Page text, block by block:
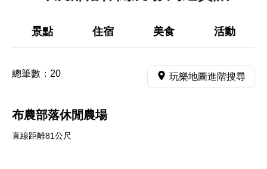
景點 住宿 美食 活動
總筆數： 20 玩樂地圖進階搜尋
布農部落休閒農場
直線距離81公尺